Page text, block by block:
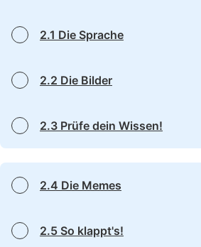
2.1 Die Sprache
2.2 Die Bilder
2.3 Prüfe dein Wissen!
2.4 Die Memes
2.5 So klappt's!